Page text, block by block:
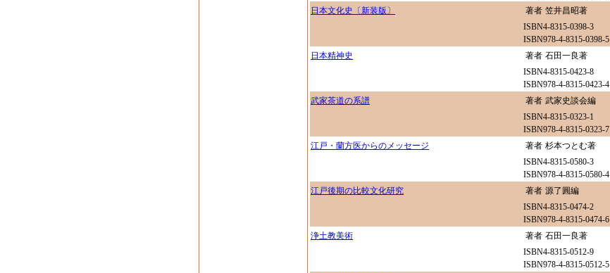
日本文化史〔新装版〕 著者 笠井昌昭著
ISBN4-8315-0398-3
ISBN978-4-8315-0398-5
日本精神史 著者 石田一良著
ISBN4-8315-0423-8
ISBN978-4-8315-0423-4
武家茶道の系譜 著者 武家史談会編
ISBN4-8315-0323-1
ISBN978-4-8315-0323-7
江戸・蘭方医からのメッセージ 著者 杉本つとむ著
ISBN4-8315-0580-3
ISBN978-4-8315-0580-4
江戸後期の比較文化研究 著者 源了圓編
ISBN4-8315-0474-2
ISBN978-4-8315-0474-6
浄土教美術 著者 石田一良著
ISBN4-8315-0512-9
ISBN978-4-8315-0512-5